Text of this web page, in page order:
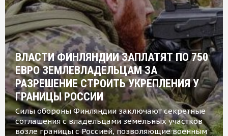
ВЛАСТИ ФИНЛЯНДИИ ЗАПЛАТЯТ ПО 750
ЕВРО ЗЕМЛЕВЛАДЕЛЬЦАМ ЗА
РАЗРЕШЕНИЕ СТРОИТЬ УКРЕПЛЕНИЯ У
ГРАНИЦЫ РОССИИ
Силы обороны Финляндии заключают секретные
соглашения с владельцами земельных участков
возле границы с Россией, позволяющие военным